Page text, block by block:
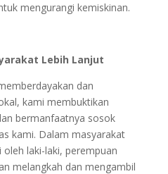
mengurangi kemiskinan.
Lebih Lanjut
dan
kami membuktikan
bermanfaatnya sosok
kami. Dalam masyarakat
laki-laki, perempuan
melangkah dan mengambil